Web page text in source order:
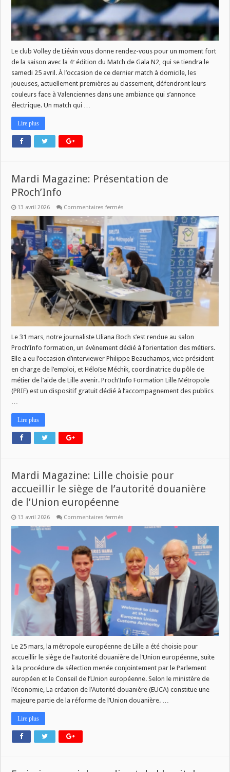
Plus
!
Le club Volley de Liévin vous donne rendez-vous pour un moment fort
de la saison avec la 4ᵉ édition du Match de Gala N2, qui se tiendra le
samedi 25 avril. À l’occasion de ce dernier match à domicile, les
joueuses, actuellement premières au classement, défendront leurs
couleurs face à Valenciennes dans une ambiance qui s’annonce
électrique. Un match qui …
Lire plus
Mardi Magazine: Présentation de
PRoch’Info
13 avril 2026 Commentaires fermés
Magazine:
Présentation
PRoch’Info
Le 31 mars, notre journaliste Uliana Boch s’est rendue au salon
Proch’Info formation, un évènement dédié à l’orientation des métiers.
Elle a eu l’occasion d’interviewer Philippe Beauchamps, vice président
en charge de l’emploi, et Héloïse Méchik, coordinatrice du pôle de
métier de l’aide de Lille avenir. Proch’Info Formation Lille Métropole
(PRIF) est un dispositif gratuit dédié à l’accompagnement des publics
Lire plus
Mardi Magazine: Lille choisie pour
accueillir le siège de l’autorité douanière
de l’Union européenne
13 avril 2026 Commentaires fermés
Magazine:
pour
accueillir
le
siège
de
l’autorité
douanière
de
l’Union
européenne
Le 25 mars, la métropole européenne de Lille a été choisie pour
accueillir le siège de l’autorité douanière de l’Union européenne, suite
à la procédure de sélection menée conjointement par le Parlement
européen et le Conseil de l’Union européenne. Selon le ministère de
l’économie, La création de l’Autorité douanière (EUCA) constitue une
majeure partie de la réforme de l’Union douanière. …
Lire plus